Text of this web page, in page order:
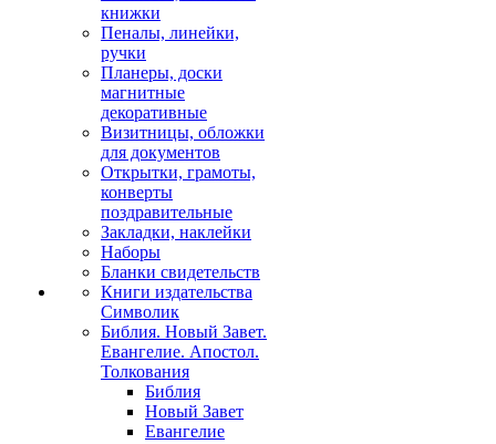
книжки
Пеналы, линейки,
ручки
Планеры, доски
магнитные
декоративные
Визитницы, обложки
для документов
Открытки, грамоты,
конверты
поздравительные
Закладки, наклейки
Наборы
Бланки свидетельств
Книги издательства
Символик
Библия. Новый Завет.
Евангелие. Апостол.
Толкования
Библия
Новый Завет
Евангелие